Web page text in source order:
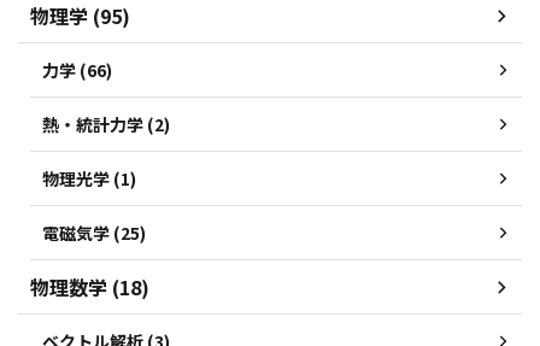
物理学 (95)
力学 (66)
熱・統計力学 (2)
物理光学 (1)
電磁気学 (25)
物理数学 (18)